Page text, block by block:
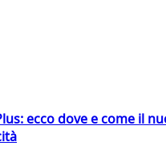
ecco dove e come il